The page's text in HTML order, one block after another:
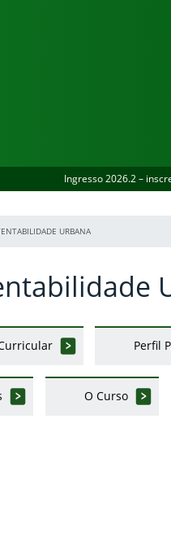
Ingresso 2026.2 –
URBANA
Perfil
O Curso